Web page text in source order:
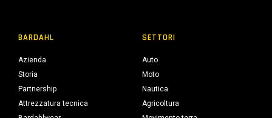
BARDAHL
Azienda
Storia
Partnership
Attrezzatura tecnica
SETTORI
Auto
Moto
Nautica
Agricoltura